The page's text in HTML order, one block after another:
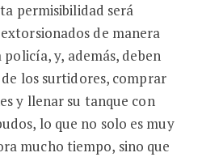
permisibilidad será
de manera
y, además, deben
los surtidores, comprar
y llenar su tanque con
lo que no solo es muy
mucho tiempo, sino que